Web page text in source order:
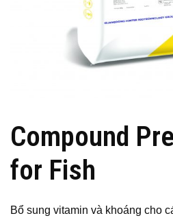
Compound
for Fish
Bổ sung vitamin và khoáng cho